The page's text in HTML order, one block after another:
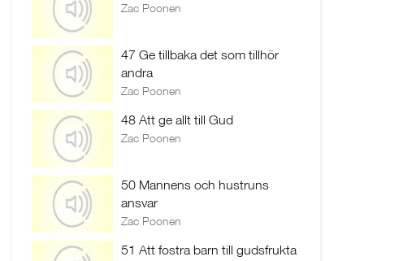
Zac Poonen
47 Ge tillbaka det som tillhör
andra
Zac Poonen
48 Att ge allt till Gud
Zac Poonen
50 Mannens och hustruns
ansvar
Zac Poonen
51 Att fostra barn till gudsfrukta